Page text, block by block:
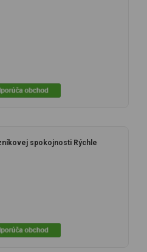
spokojnosti Rýchle